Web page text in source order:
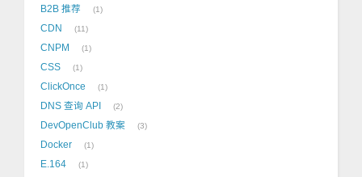
B2B 推荐 1
CDN 11
CNPM 1
CSS 1
ClickOnce 1
DNS 查询 API 2
DevOpenClub 教案 3
Docker 1
E.164 1